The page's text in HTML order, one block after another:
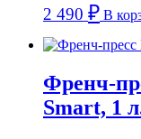
2 490 ₽ В
Френч-
Smart, 1